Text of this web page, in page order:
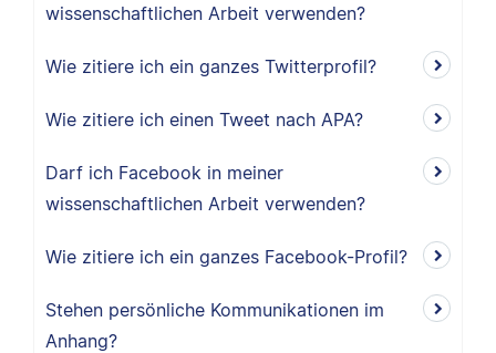
wissenschaftlichen Arbeit verwenden?
Wie zitiere ich ein ganzes Twitterprofil?
Wie zitiere ich einen Tweet nach APA?
Darf ich Facebook in meiner
wissenschaftlichen Arbeit verwenden?
Wie zitiere ich ein ganzes Facebook-Profil?
Stehen persönliche Kommunikationen im
Anhang?